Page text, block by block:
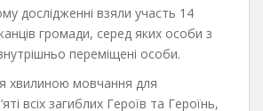
дослідженні взяли участь 14
громади, серед яких особи з
переміщені особи.
хвилиною мовчання для
всіх загиблих Героїв та Героїнь,